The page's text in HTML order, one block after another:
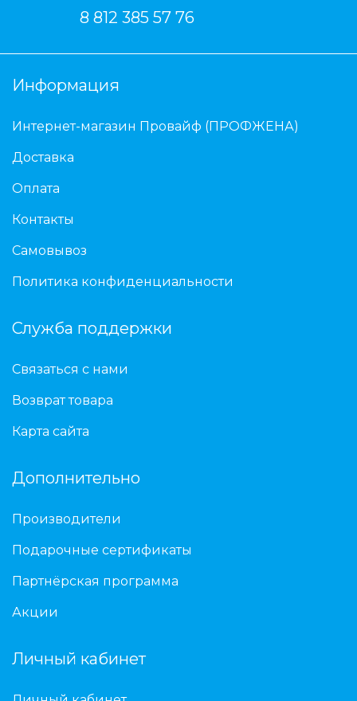
8 812 385 57 76
Информация
Интернет-магазин Провайф (ПРОФЖЕНА)
Доставка
Оплата
Контакты
Самовывоз
Политика конфиденциальности
Служба поддержки
Связаться с нами
Возврат товара
Карта сайта
Дополнительно
Производители
Подарочные сертификаты
Партнёрская программа
Акции
Личный кабинет